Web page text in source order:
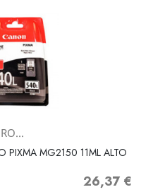
PIXMA MG2150 11ML ALTO
Precio
26,37 €